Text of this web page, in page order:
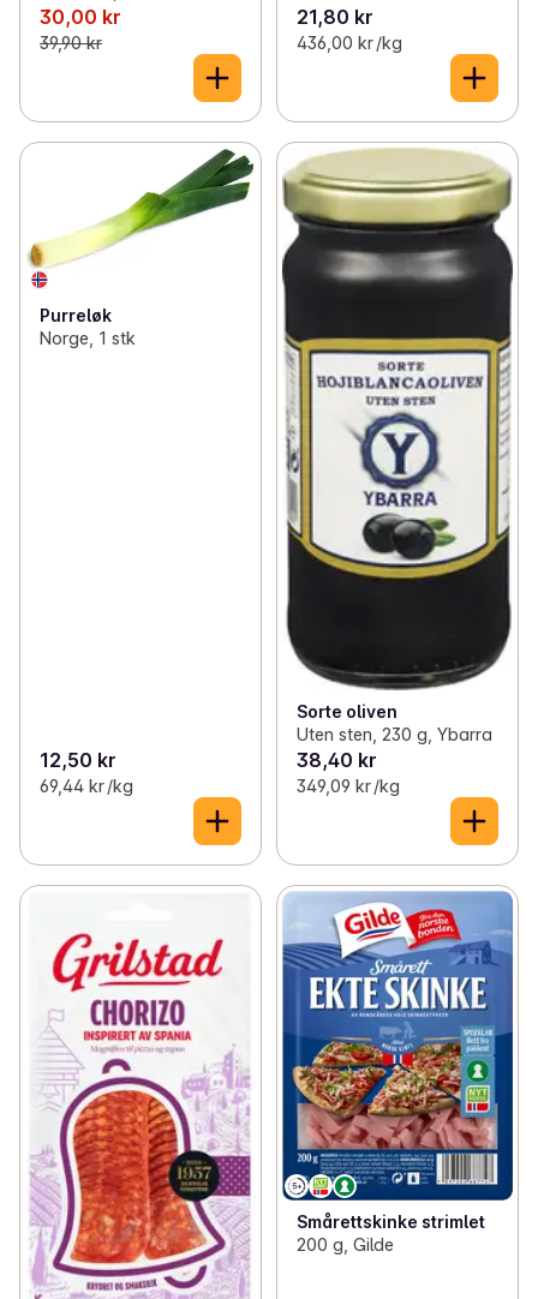
30,00 kr
39,90 kr
21,80 kr
436,00 kr /kg
Purreløk
Norge, 1 stk
12,50 kr
69,44 kr /kg
Sorte oliven
Uten sten, 230 g, Ybarra
38,40 kr
349,09 kr /kg
Smårettskinke strimlet
200 g, Gilde